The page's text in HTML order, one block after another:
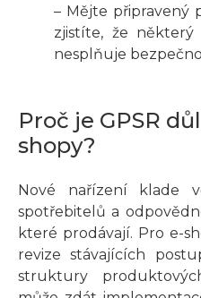
– Mějte připravený
zjistíte, že
nesplňuje
Proč je GPSR
shopy?
Nové nařízení klade
spotřebitelů a
které prodávají. Pro e-
revize stávajících
struktury